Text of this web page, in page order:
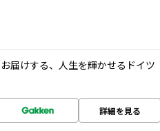
届けする、人生を輝かせるドイツ
詳細を見る